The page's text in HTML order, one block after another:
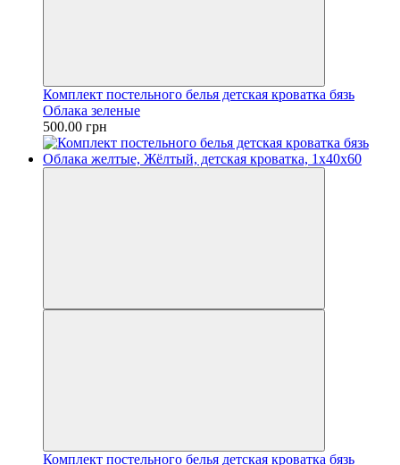
Комплект постельного белья детская кроватка бязь
Облака зеленые
500.00 грн
Комплект постельного белья детская кроватка бязь